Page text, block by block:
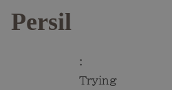
Persil
:
Trying